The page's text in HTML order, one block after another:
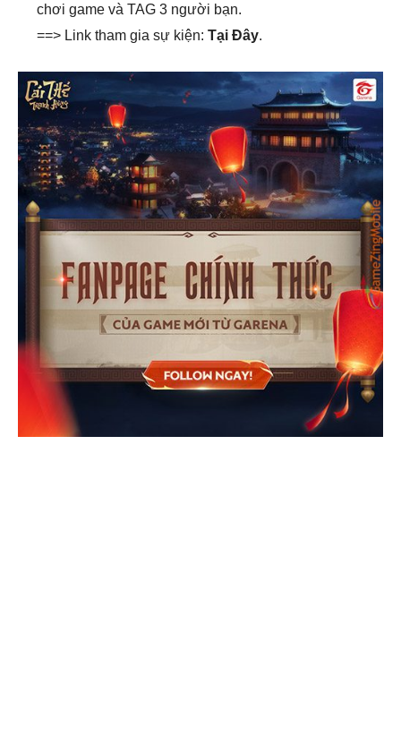
chơi game và TAG 3 người bạn.
==> Link tham gia sự kiện: Tại Đây.